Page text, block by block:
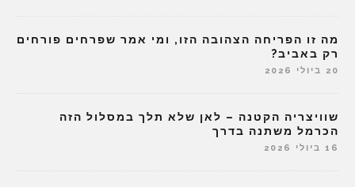
מה זו הפריחה הצהובה הזו, ומי אמר שפרחים פורחים
רק באביב?
20 ביולי 2026
שוויצריה הקטנה – לאן שלא תלך במסלול הזה
הכרמל משתנה בדרך
16 ביולי 2026